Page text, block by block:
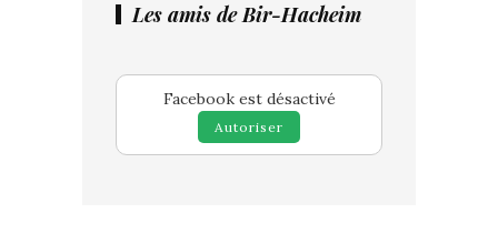
Les amis de Bir-Hacheim
Facebook est désactivé
Autoriser